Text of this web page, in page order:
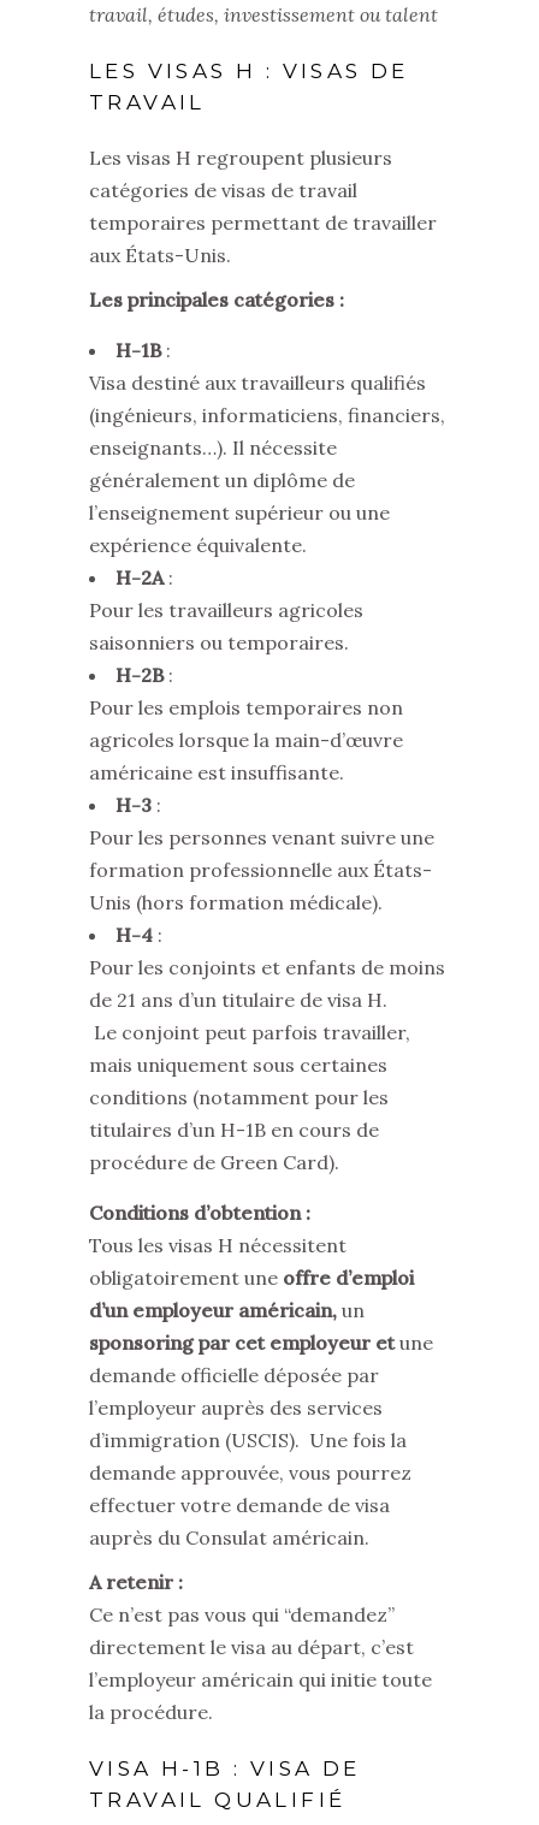
travail, études, investissement ou talent
LES VISAS H : VISAS DE
TRAVAIL
Les visas H regroupent plusieurs
catégories de visas de travail
temporaires permettant de travailler
aux États-Unis.
Les principales catégories :
H-1B:
Visa destiné aux travailleurs qualifiés
(ingénieurs, informaticiens, financiers,
enseignants…). Il nécessite
généralement un diplôme de
l’enseignement supérieur ou une
expérience équivalente.
H-2A:
Pour les travailleurs agricoles
saisonniers ou temporaires.
H-2B:
Pour les emplois temporaires non
agricoles lorsque la main-d’œuvre
américaine est insuffisante.
H-3 :
Pour les personnes venant suivre une
formation professionnelle aux États-
Unis (hors formation médicale).
H-4 :
Pour les conjoints et enfants de moins
de 21 ans d’un titulaire de visa H.
Le conjoint peut parfois travailler,
mais uniquement sous certaines
conditions (notamment pour les
titulaires d’un H-1B en cours de
procédure de Green Card).
Conditions d’obtention :
Tous les visas H nécessitent
obligatoirement une offre d’emploi
d’un employeur américain, un
sponsoring par cet employeur etune
demande officielle déposée par
l’employeur auprès des services
d’immigration (USCIS). Une fois la
demande approuvée, vous pourrez
effectuer votre demande de visa
auprès du Consulat américain.
A retenir :
Ce n’est pas vous qui “demandez”
directement le visa au départ, c’est
l’employeur américain qui initie toute
la procédure.
VISA H-1B : VISA DE
TRAVAIL QUALIFIÉ